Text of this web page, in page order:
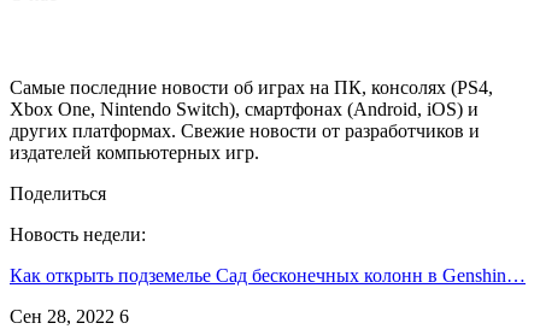
Самые последние новости об играх на ПК, консолях (PS4,
Xbox One, Nintendo Switch), смартфонах (Android, iOS) и
других платформах. Свежие новости от разработчиков и
издателей компьютерных игр.
Поделиться
Новость недели:
Как открыть подземелье Сад бесконечных колонн в Genshin…
Сен 28, 2022 6